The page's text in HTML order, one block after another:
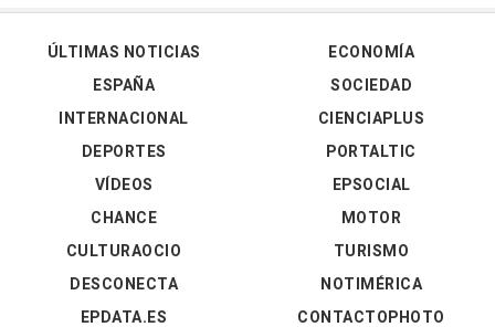
ÚLTIMAS NOTICIAS
ESPAÑA
INTERNACIONAL
DEPORTES
VÍDEOS
ECONOMÍA
SOCIEDAD
CIENCIAPLUS
PORTALTIC
EPSOCIAL
CHANCE
CULTURAOCIO
DESCONECTA
EPDATA.ES
MOTOR
TURISMO
NOTIMÉRICA
CONTACTOPHOTO